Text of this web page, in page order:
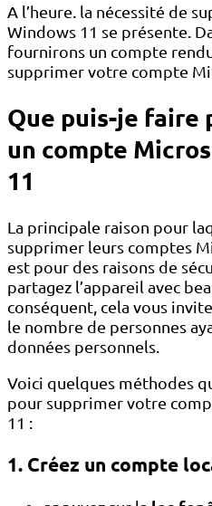
A l’heure. la nécessité de
Windows 11 se présente.
fournirons un compte
supprimer votre compte
Que puis-je faire
un compte
11
La principale raison pour
supprimer leurs comptes
est pour des raisons de
partagez l’appareil avec
conséquent, cela vous
le nombre de personnes
données personnels.
Voici quelques méthodes
pour supprimer votre
11 :
1. Créez un compte